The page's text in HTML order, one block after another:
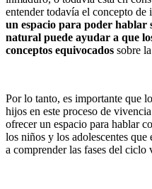
entender todavía el concepto
un espacio para poder hablar
natural puede ayudar a que
conceptos equivocados sobre
Por lo tanto, es importante que
hijos en este proceso de
ofrecer un espacio para hablar
los niños y los adolescentes que
a comprender las fases del